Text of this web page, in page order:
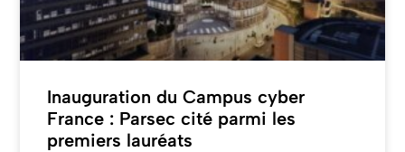
Inauguration du Campus cyber
France : Parsec cité parmi les
premiers lauréats